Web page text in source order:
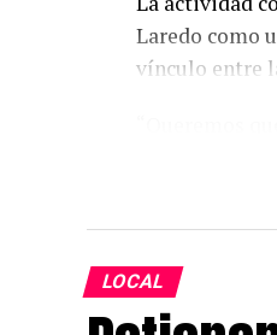
Laredo como
vínculo entre
encontrarse,
de este
Fernando
Esta iniciativa
de
LOCAL